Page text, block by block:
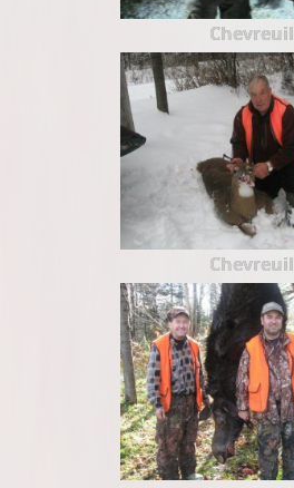
Chevreuil
Chevreuil